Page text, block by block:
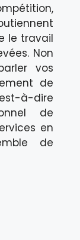
le travail
Non
vos
de
à-dire
de
en
de